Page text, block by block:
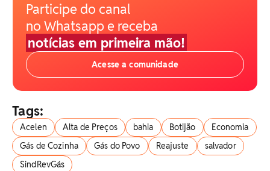
Participe do canal
no Whatsapp e receba
notícias em primeira mão!
Acesse a comunidade
Tags:
Acelen Alta de Preços bahia Botijão
Economia
Gás de Cozinha
Gás do Povo Reajuste
salvador
SindRevGás